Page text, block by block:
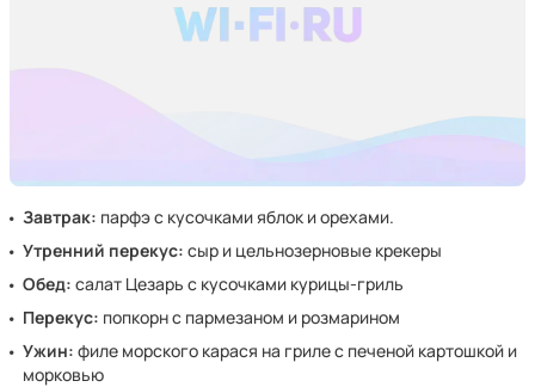
Завтрак: парфэ с кусочками яблок и орехами.
Утренний перекус: сыр и цельнозерновые крекеры
Обед:салат Цезарь с кусочками курицы-гриль
Перекус: попкорн с пармезаном и розмарином
Ужин: филе морского карася на гриле с печеной картошкой и
морковью